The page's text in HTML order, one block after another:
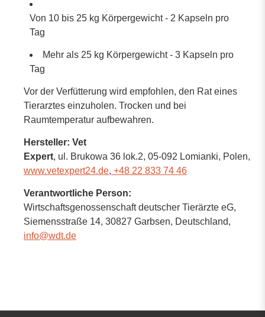
Von 10 bis 25 kg Körpergewicht - 2 Kapseln pro
Tag
Mehr als 25 kg Körpergewicht - 3 Kapseln pro
Tag
Vor der Verfütterung wird empfohlen, den Rat eines
Tierarztes einzuholen. Trocken und bei
Raumtemperatur aufbewahren.
Hersteller: Vet
Expert, ul. Brukowa 36 lok.2, 05-092 Lomianki, Polen,
www.vetexpert24.de, +48 22 833 74 46
Verantwortliche Person:
Wirtschaftsgenossenschaft deutscher Tierärzte eG,
Siemensstraße 14, 30827 Garbsen, Deutschland,
info@wdt.de